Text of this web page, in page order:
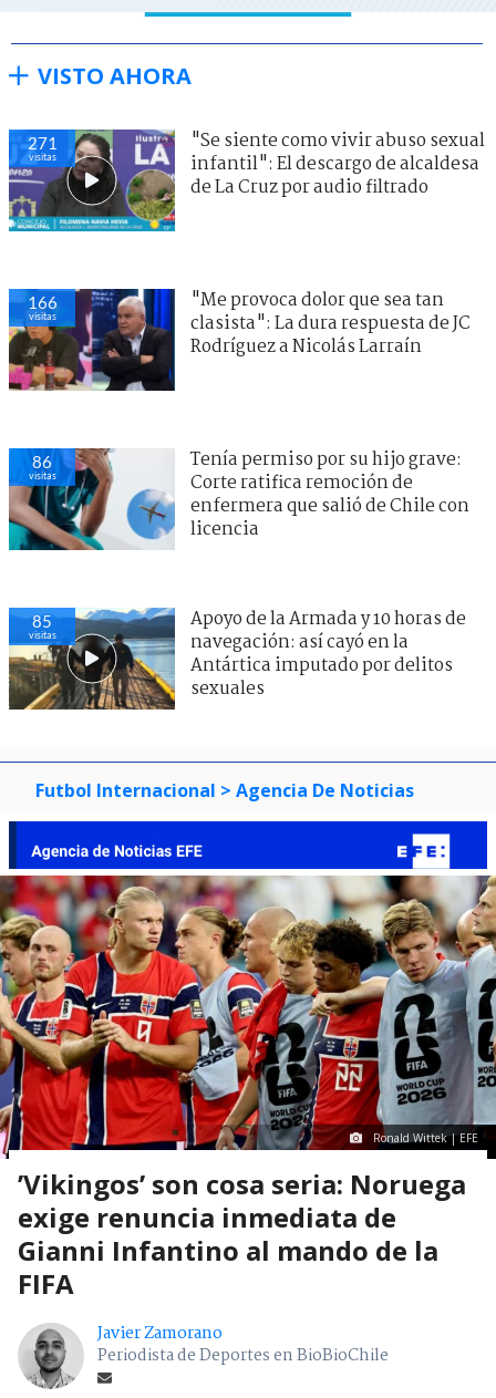
VISTO AHORA
271
visitas
"Se siente como vivir abuso sexual
infantil": El descargo de alcaldesa
de La Cruz por audio filtrado
166
visitas
"Me provoca dolor que sea tan
clasista": La dura respuesta de JC
Rodríguez a Nicolás Larraín
86
visitas
Tenía permiso por su hijo grave:
Corte ratifica remoción de
enfermera que salió de Chile con
licencia
85
visitas
Apoyo de la Armada y 10 horas de
navegación: así cayó en la
Antártica imputado por delitos
sexuales
Futbol Internacional > Agencia De Noticias
Ronald Wittek | EFE
’Vikingos’ son cosa seria: Noruega
exige renuncia inmediata de
Gianni Infantino al mando de la
FIFA
Javier Zamorano
Periodista de Deportes en BioBioChile